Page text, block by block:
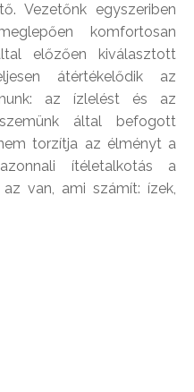
Vezetőnk egyszeriben
komfortosan
előzően kiválasztott
átértékelődik az
az ízlelést és az
által befogott
torzítja az élményt a
ítéletalkotás a
van, ami számít: ízek,